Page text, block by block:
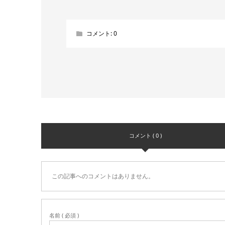
コメント:0
コメント ( 0 )
この記事へのコメントはありません。
名前 ( 必須 )